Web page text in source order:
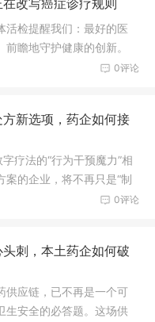
改写癌症诊疗规则
活检提醒我们：最好的医
瞻地守护健康的创新。
来新的可能。
0评论
新选项，药企如何接
疗法的“行为干预魔力”相
的企业，将不再只是“制
方案提供商” 。这场静默的
0评论
刺，本土药企如何破
供应链，已不再是一个可
生安全的必答题。这场供